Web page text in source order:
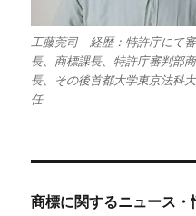
工藤莞司 経歴：特許庁にて
長、商標課長、特許庁審判部
長、その後首都大学東京法科
任
商標に関するニュース・